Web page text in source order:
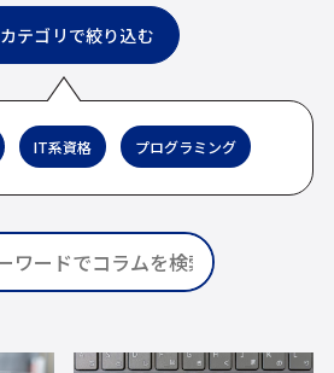
カテゴリで絞り込む
IT系資格 プログラミング